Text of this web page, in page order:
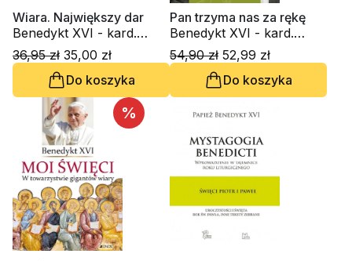
Wiara. Największy dar
Benedykt XVI - kard.
Joseph Ratzinger
36,95 zł 35,00 zł
Do koszyka
Pan trzyma nas za rękę
Benedykt XVI - kard.
Joseph Ratzinger
54,90 zł 52,99 zł
Do koszyka
%